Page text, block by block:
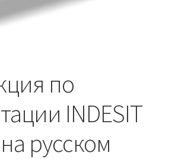
по
INDESIT
русском